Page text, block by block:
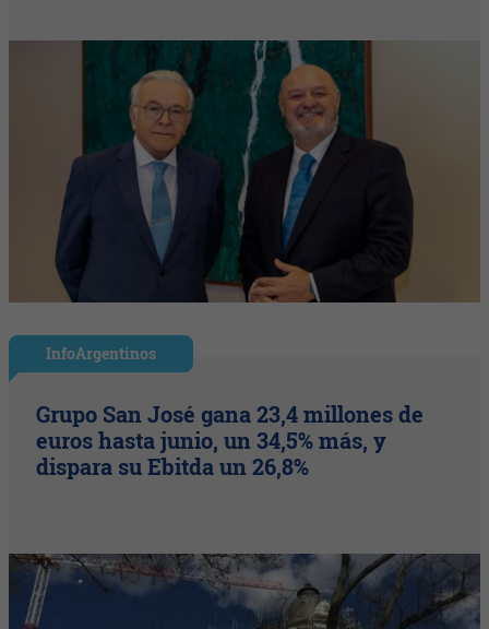
InfoArgentinos
Grupo San José gana 23,4 millones de
euros hasta junio, un 34,5% más, y
dispara su Ebitda un 26,8%